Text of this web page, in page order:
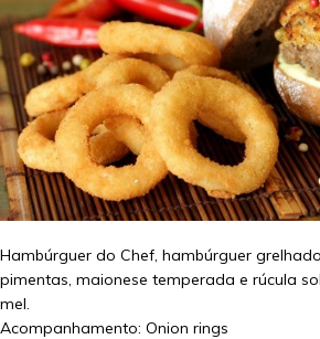
Hambúrguer do Chef, hambúrguer
pimentas, maionese temperada e rúcula
mel.
Acompanhamento: Onion rings